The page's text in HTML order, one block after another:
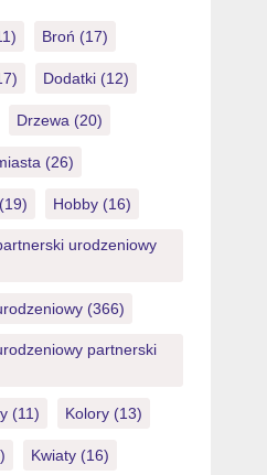
ti alegi tu numerele, ci
Broń (17)
Dodatki(12)
Drzewa(20)
(26)
Hobby(16)
urodzeniowy
(366)
partnerski
(11) Kolory(13)
Kwiaty(16)